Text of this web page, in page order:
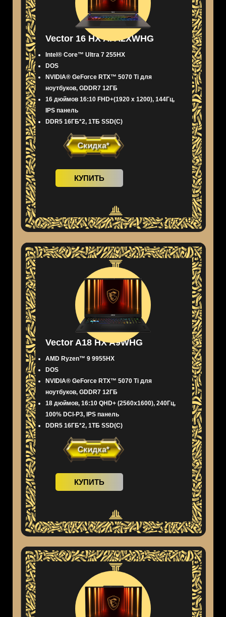
Vector 16 HX AI A2XWHG
Intel® Core™ Ultra 7 255HX
DOS
NVIDIA® GeForce RTX™ 5070 Ti для
ноутбуков, GDDR7 12ГБ
16 дюймов 16:10 FHD+(1920 x 1200), 144Гц,
IPS панель
DDR5 16ГБ*2, 1ТБ SSD(C)
Скидка*
КУПИТЬ
Vector A18 HX A9WHG
AMD Ryzen™ 9 9955HX
DOS
NVIDIA® GeForce RTX™ 5070 Ti для
ноутбуков, GDDR7 12ГБ
18 дюймов, 16:10 QHD+ (2560x1600), 240Гц,
100% DCI-P3, IPS панель
DDR5 16ГБ*2, 1ТБ SSD(C)
Скидка*
КУПИТЬ